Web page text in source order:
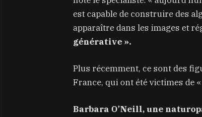
est capable de construire des
apparaître dans les images et
générative ».
Plus récemment, ce sont des
France, qui ont été victimes de «
Barbara O’Neill, une